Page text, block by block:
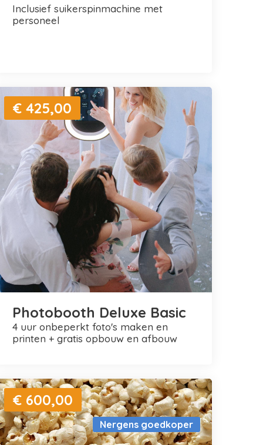
inclusief suikerspinmachine met
personeel
€ 425,00
Photobooth Deluxe Basic
4 uur onbeperkt foto's maken en
printen + gratis opbouw en afbouw
Nergens goedkoper
€ 600,00